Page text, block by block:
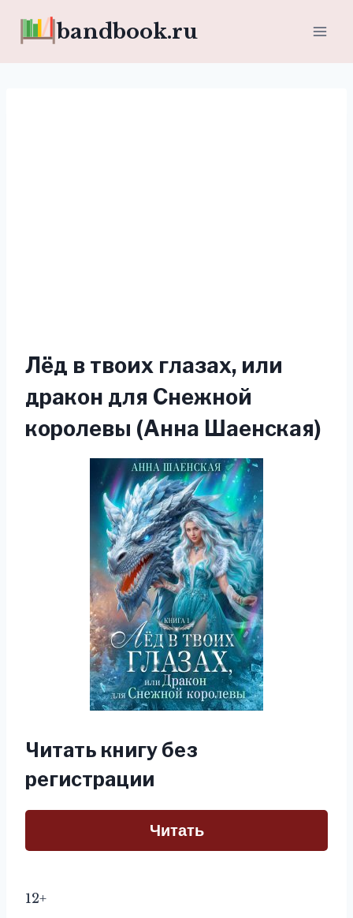
bandbook.ru
Лёд в твоих глазах, или
дракон для Снежной
королевы (Анна Шаенская)
Читать книгу без
регистрации
Читать
12+